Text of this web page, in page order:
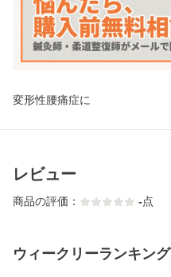
変形性腰痛症に
レビュー
商品の評価： -点
ウィークリーランキング